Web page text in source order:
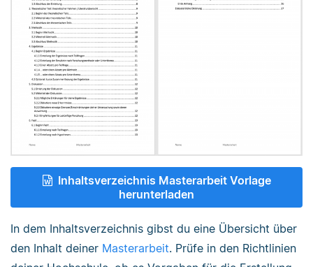
Inhaltsverzeichnis Masterarbeit Vorlage
herunterladen
In dem Inhaltsverzeichnis gibst du eine Übersicht über
den Inhalt deiner Masterarbeit. Prüfe in den Richtlinien